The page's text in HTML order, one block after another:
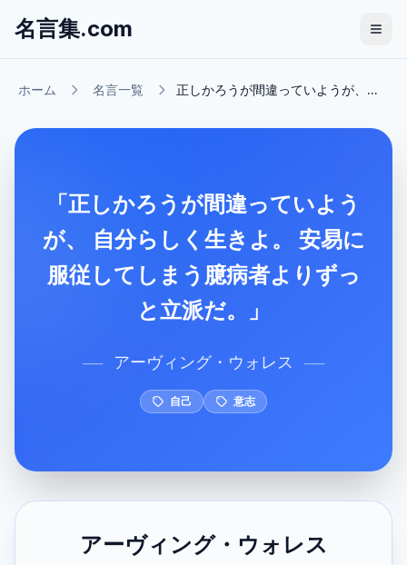
名言集.com
ホーム 名言一覧 正しかろうが間違っていようが、...
「正しかろうが間違っていよう
が、 自分らしく生きよ。 安易に
服従してしまう臆病者よりずっ
と立派だ。」
── アーヴィング・ウォレス ──
自己 意志
アーヴィング・ウォレス